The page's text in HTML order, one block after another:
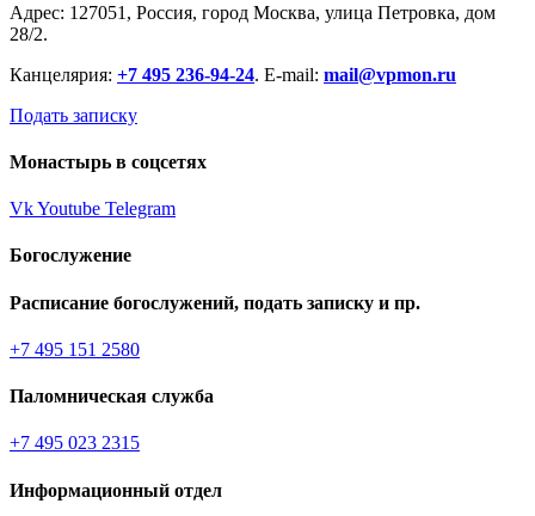
Адрес: 127051, Россия, город Москва, улица Петровка, дом
28/2.
Канцелярия: +7 495 236-94-24. E-mail: mail@vpmon.ru
Подать записку
Монастырь в соцсетях
VkYoutube Telegram
Богослужение
Расписание богослужений, подать записку и пр.
+7 495 151 2580
Паломническая служба
+7 495 023 2315
Информационный отдел